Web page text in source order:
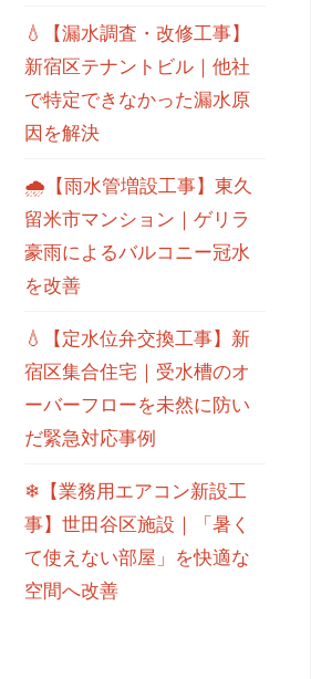
💧【漏水調査・改修工事】
新宿区テナントビル｜他社
で特定できなかった漏水原
因を解決
🌧【雨水管増設工事】東久
留米市マンション｜ゲリラ
豪雨によるバルコニー冠水
を改善
💧【定水位弁交換工事】新
宿区集合住宅｜受水槽のオ
ーバーフローを未然に防い
だ緊急対応事例
❄【業務用エアコン新設工
事】世田谷区施設｜「暑く
て使えない部屋」を快適な
空間へ改善